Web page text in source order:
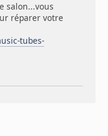
salon...vous
réparer votre
tubes-